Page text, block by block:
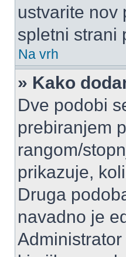
ustvarite nov
spletni strani
Na vrh
» Kako
Dve podobi
prebiranjem
rangom/
prikazuje,
Druga
navadno je